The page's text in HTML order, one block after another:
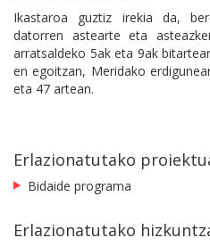
Ikastaroa guztiz irekia da,
datorren astearte eta
arratsaldeko 5ak eta 9ak
en egoitzan, Meridako
eta 47 artean.
Erlazionatutako
Bidaide programa
Erlazionatutako